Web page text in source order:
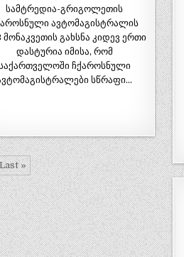
სამტრედია-გრიგოლეთის
ავტომაგისტრალის
მონაკვეთის გახსნა კიდევ ერთი
დასტურია იმისა, რომ
ჩქაროსნული
სწრაფი…
Last »